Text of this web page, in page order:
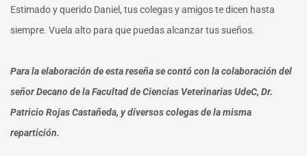
Estimado y querido Daniel, tus colegas y amigos te dicen hasta
siempre. Vuela alto para que puedas alcanzar tus sueños.
Para la elaboración de esta reseña se contó con la colaboración del
señor Decano de la Facultad de Ciencias Veterinarias UdeC, Dr.
Patricio Rojas Castañeda, y diversos colegas de la misma
repartición.